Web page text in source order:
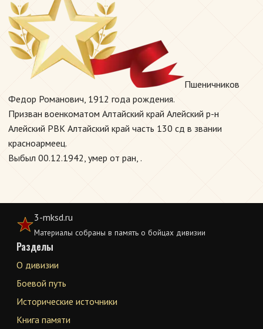
Пшеничников
Федор Романович, 1912 года рождения.
Призван военкоматом Алтайский край Алейский р-н
Алейский РВК Алтайский край часть 130 сд в звании
красноармеец.
Выбыл 00.12.1942, умер от ран, .
3-mksd.ru
Материалы собраны в память о бойцах дивизии
Разделы
О дивизии
Боевой путь
Исторические источники
Книга памяти